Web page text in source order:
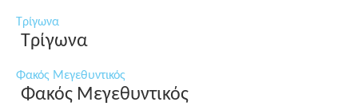
Τρίγωνα
Τρίγωνα
Φακός Μεγεθυντικός
Φακός Μεγεθυντικός